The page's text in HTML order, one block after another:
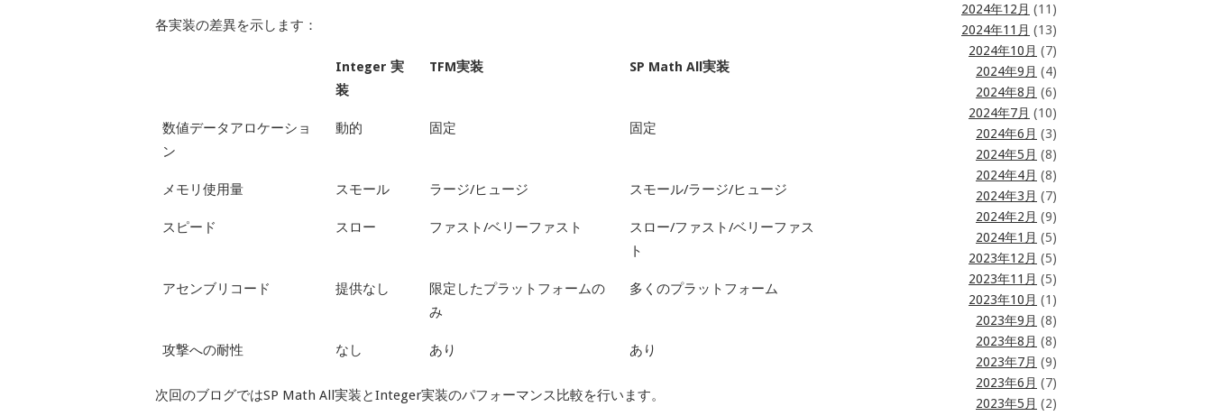
各実装の差異を示します：
Integer 実
装
TFM実装 SP Math All実装
数値データアロケーショ
ン
動的 固定 固定
メモリ使用量 スモール ラージ/ヒュージ スモール/ラージ/ヒュージ
スピード スロー ファスト/ベリーファスト
スロー/ファスト/ベリーファス
ト
アセンブリコード 提供なし
限定したプラットフォームの
み
多くのプラットフォーム
攻撃への耐性 なし あり あり
次回のブログではSP Math All実装とInteger実装のパフォーマンス比較を行います。
2024年12月 (11)
2024年11月 (13)
2024年10月 (7)
2024年9月 (4)
2024年8月 (6)
2024年7月 (10)
2024年6月 (3)
2024年5月 (8)
2024年4月 (8)
2024年3月 (7)
2024年2月 (9)
2024年1月 (5)
2023年12月 (5)
2023年11月 (5)
2023年10月 (1)
2023年9月 (8)
2023年8月 (8)
2023年7月 (9)
2023年6月 (7)
2023年5月 (2)